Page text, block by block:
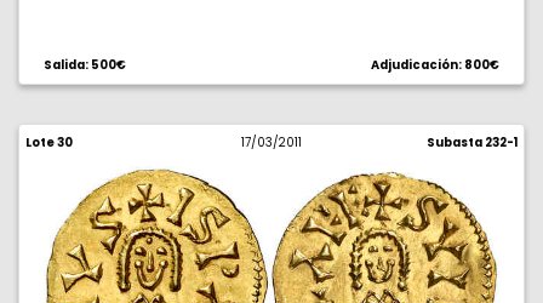
Salida: 500€ Adjudicación: 800€
Lote 30 17/03/2011 Subasta 232-1